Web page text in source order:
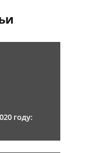
году: